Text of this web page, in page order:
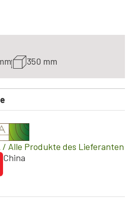
350 mm
/ Alle Produkte des Lieferanten
China